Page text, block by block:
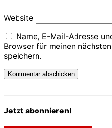
Website
Name, E-Mail-Adresse
Browser für meinen
speichern.
Jetzt abonnieren!